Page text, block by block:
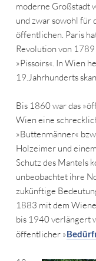
moderne Großstadt
und zwar sowohl für
öffentlichen. Paris
Revolution von
»Pissoirs«. In Wien
19.Jahrhunderts
Bis 1860 war das
Wien eine
»Buttenmänner«
Holzeimer und
Schutz des Mantels
unbeobachtet ihre
zukünftige
1883 mit dem
bis 1940 verlängert
öffentlicher »